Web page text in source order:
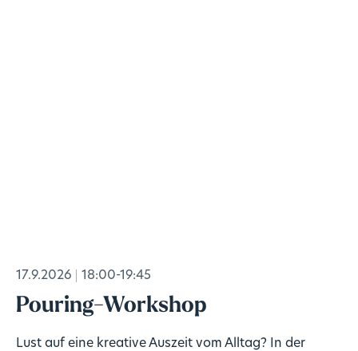
17.9.2026 18:00-19:45
Pouring-Workshop
Lust auf eine kreative Auszeit vom Alltag? In der